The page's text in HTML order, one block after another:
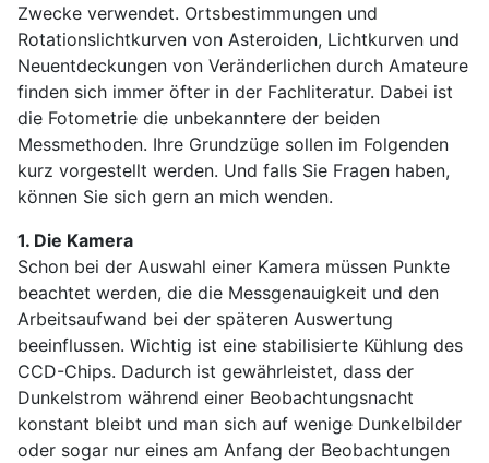
Zwecke verwendet. Ortsbestimmungen und
Rotationslichtkurven von Asteroiden, Lichtkurven und
Neuentdeckungen von Veränderlichen durch Amateure
finden sich immer öfter in der Fachliteratur. Dabei ist
die Fotometrie die unbekanntere der beiden
Messmethoden. Ihre Grundzüge sollen im Folgenden
kurz vorgestellt werden. Und falls Sie Fragen haben,
können Sie sich gern an mich wenden.
1. Die Kamera
Schon bei der Auswahl einer Kamera müssen Punkte
beachtet werden, die die Messgenauigkeit und den
Arbeitsaufwand bei der späteren Auswertung
beeinflussen. Wichtig ist eine stabilisierte Kühlung des
CCD-Chips. Dadurch ist gewährleistet, dass der
Dunkelstrom während einer Beobachtungsnacht
konstant bleibt und man sich auf wenige Dunkelbilder
oder sogar nur eines am Anfang der Beobachtungen